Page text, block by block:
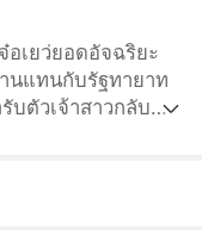
เยว่ยอดอัจฉริยะ
นแทนกับรัฐทายาท
บตัวเจ้าสาวกลับ
กปิดล้อม นางไม่
บต้องมาตาย